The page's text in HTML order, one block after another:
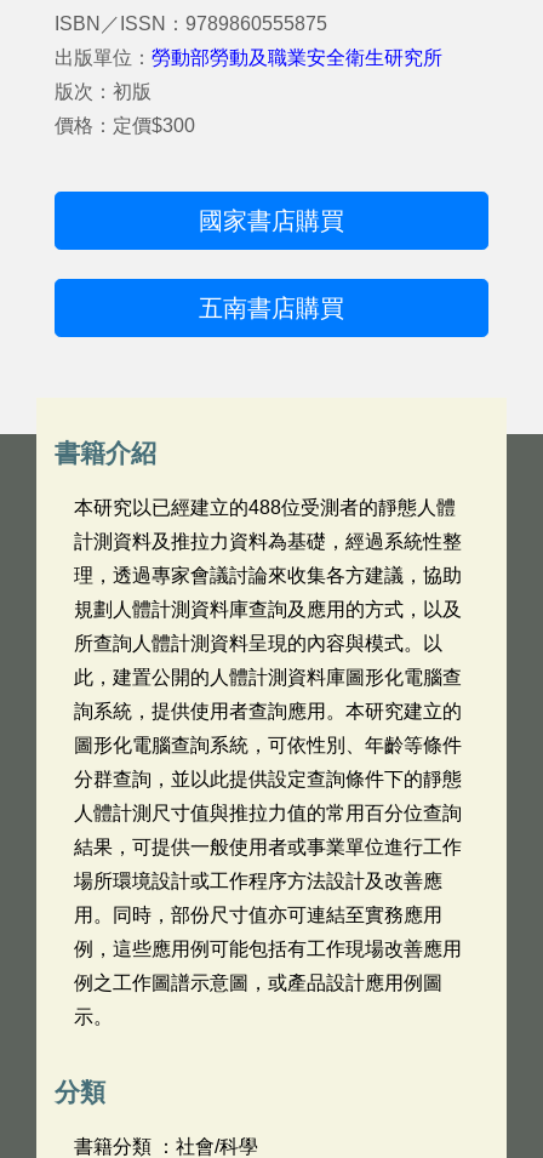
ISBN／ISSN：9789860555875
出版單位： 勞動部勞動及職業安全衛生研究所
版次：初版
價格：定價$300
國家書店購買
五南書店購買
書籍介紹
本研究以已經建立的488位受測者的靜態人體
計測資料及推拉力資料為基礎，經過系統性整
理，透過專家會議討論來收集各方建議，協助
規劃人體計測資料庫查詢及應用的方式，以及
所查詢人體計測資料呈現的內容與模式。以
此，建置公開的人體計測資料庫圖形化電腦查
詢系統，提供使用者查詢應用。本研究建立的
圖形化電腦查詢系統，可依性別、年齡等條件
分群查詢，並以此提供設定查詢條件下的靜態
人體計測尺寸值與推拉力值的常用百分位查詢
結果，可提供一般使用者或事業單位進行工作
場所環境設計或工作程序方法設計及改善應
用。同時，部份尺寸值亦可連結至實務應用
例，這些應用例可能包括有工作現場改善應用
例之工作圖譜示意圖，或產品設計應用例圖
示。
分類
書籍分類 ：社會/科學